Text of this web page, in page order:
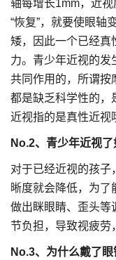
轴每增长1mm，近
“恢复”，就要使眼轴
矮，因此一个已经真
力。青少年近视的发
共同作用的，所谓按
都是缺乏科学性的，
近视指的是真性近视
No.2、青少年近视了
对于已经近视的孩子
晰度就会降低，为了
做出眯眼睛、歪头等
节负担，导致视疲劳
No.3、为什么戴了眼